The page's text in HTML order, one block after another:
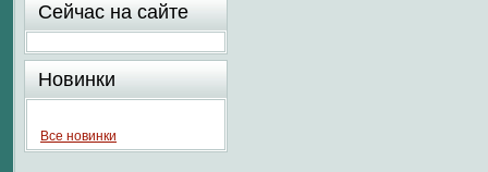
Сейчас на сайте
Новинки
Все новинки